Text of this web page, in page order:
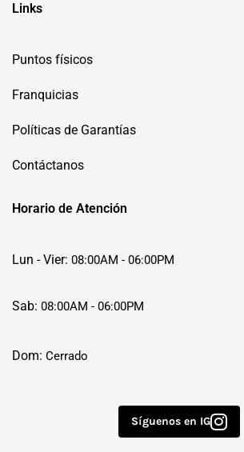
Links
Puntos físicos
Franquicias
Políticas de Garantías
Contáctanos
Horario de Atención
Lun - Vier: 08:00AM - 06:00PM
Sab: 08:00AM - 06:00PM
Dom: Cerrado
Síguenos en IG